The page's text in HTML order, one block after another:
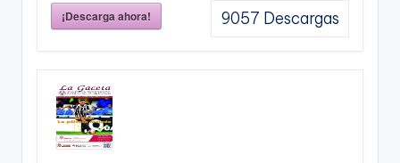
¡Descarga ahora! 9057 Descargas